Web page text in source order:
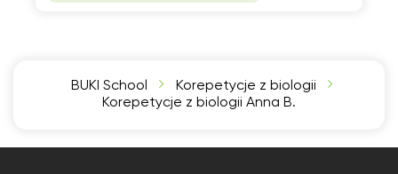
BUKI School
Korepetycje z biologii
Korepetycje z biologii Anna B.